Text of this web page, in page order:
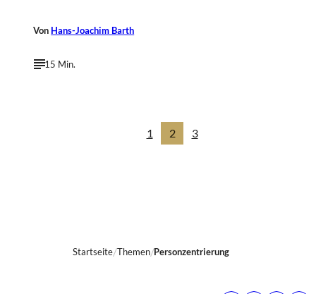
Von Hans-Joachim Barth
15 Min.
1 2 3
Startseite Themen Personzentrierung